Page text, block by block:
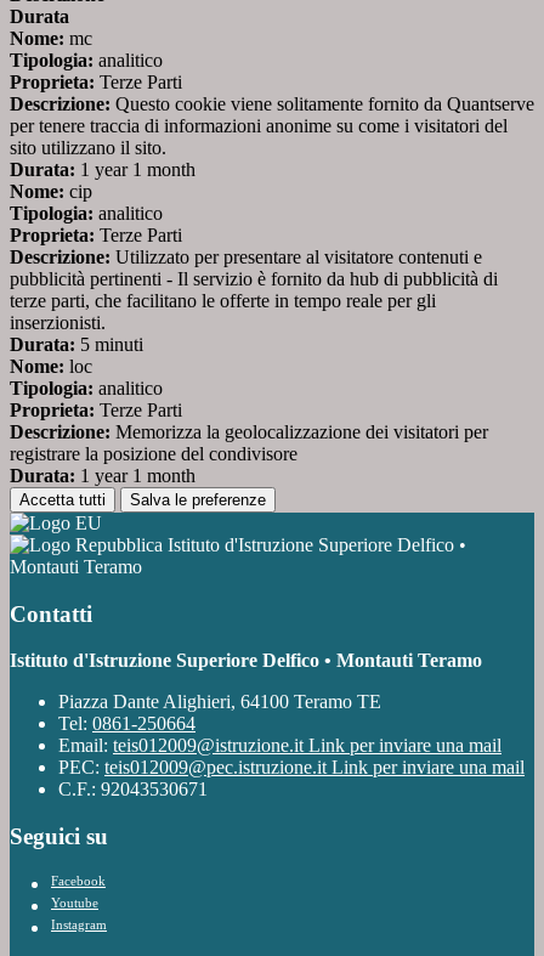
Durata
Nome: mc
Tipologia: analitico
Proprieta: Terze Parti
Descrizione: Questo cookie viene solitamente fornito da Quantserve
per tenere traccia di informazioni anonime su come i visitatori del
sito utilizzano il sito.
Durata: 1 year 1 month
Nome: cip
Tipologia: analitico
Proprieta: Terze Parti
Descrizione: Utilizzato per presentare al visitatore contenuti e
pubblicità pertinenti - Il servizio è fornito da hub di pubblicità di
terze parti, che facilitano le offerte in tempo reale per gli
inserzionisti.
Durata: 5 minuti
Nome: loc
Tipologia: analitico
Proprieta: Terze Parti
Descrizione: Memorizza la geolocalizzazione dei visitatori per
registrare la posizione del condivisore
Durata: 1 year 1 month
Accetta tutti Salva le preferenze
Istituto d'Istruzione Superiore Delfico •
Montauti Teramo
Contatti
Istituto d'Istruzione Superiore Delfico • Montauti Teramo
Piazza Dante Alighieri, 64100 Teramo TE
Tel: 0861-250664
Email: teis012009@istruzione.it Link per inviare una mail
PEC: teis012009@pec.istruzione.it Link per inviare una mail
C.F.: 92043530671
Seguici su
Facebook
Youtube
Instagram